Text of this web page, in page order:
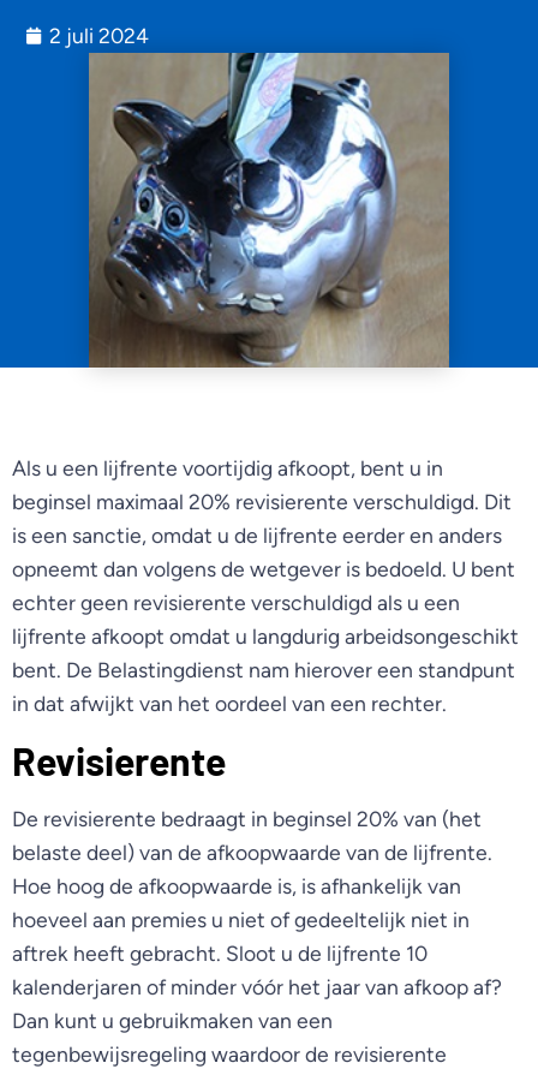
2 juli 2024
Als u een lijfrente voortijdig afkoopt, bent u in
beginsel maximaal 20% revisierente verschuldigd. Dit
is een sanctie, omdat u de lijfrente eerder en anders
opneemt dan volgens de wetgever is bedoeld. U bent
echter geen revisierente verschuldigd als u een
lijfrente afkoopt omdat u langdurig arbeidsongeschikt
bent. De Belastingdienst nam hierover een standpunt
in dat afwijkt van het oordeel van een rechter.
Revisierente
De revisierente bedraagt in beginsel 20% van (het
belaste deel) van de afkoopwaarde van de lijfrente.
Hoe hoog de afkoopwaarde is, is afhankelijk van
hoeveel aan premies u niet of gedeeltelijk niet in
aftrek heeft gebracht. Sloot u de lijfrente 10
kalenderjaren of minder vóór het jaar van afkoop af?
Dan kunt u gebruikmaken van een
tegenbewijsregeling waardoor de revisierente